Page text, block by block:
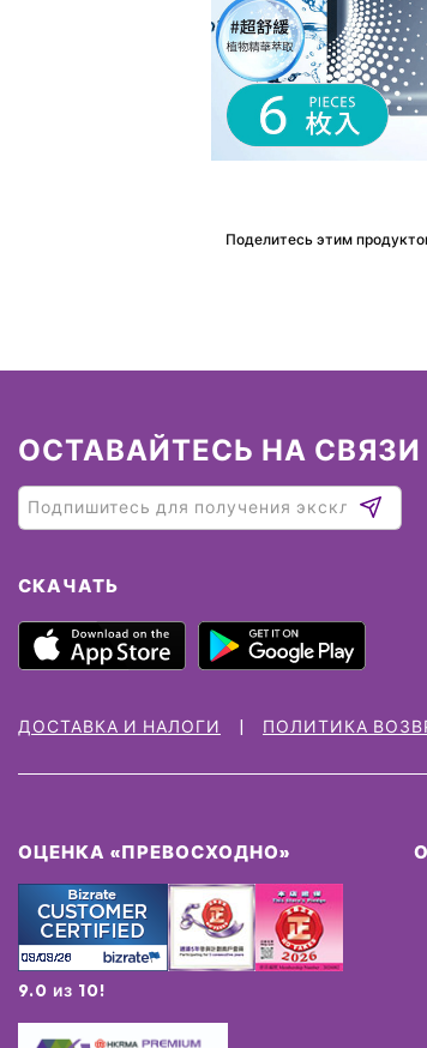
Поделитесь этим
ОСТАВАЙТЕСЬ НА СВЯЗИ
СКАЧАТЬ
ДОСТАВКА И НАЛОГИ ПОЛИТИКА
ОЦЕНКА «ПРЕВОСХОДНО»
9.0 из 10!